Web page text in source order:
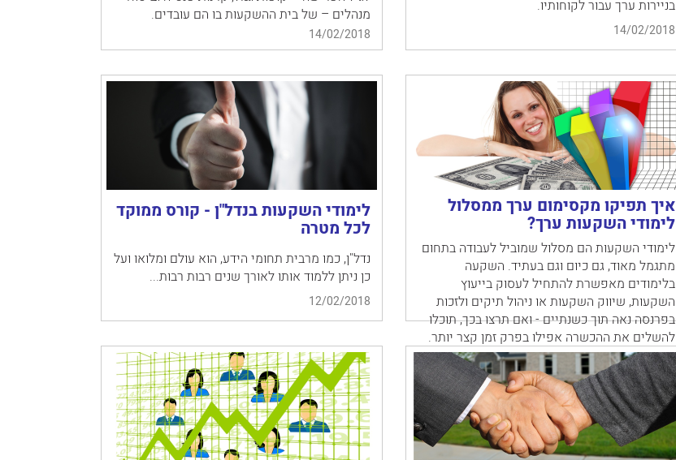
בניירות ערך עבור לקוחותיו.
14/02/2018
מנהלים – של בית ההשקעות בו הם עובדים.
14/02/2018
איך תפיקו מקסימום ערך ממסלול
לימודי השקעות ערך?
לימודי השקעות הם מסלול שמוביל לעבודה בתחום
מתגמל מאוד, גם כיום וגם בעתיד. השקעה
בלימודים מאפשרת להתחיל לעסוק בייעוץ
השקעות, שיווק השקעות או ניהול תיקים ולזכות
בפרנסה נאה תוך כשנתיים - ואם תרצו בכך, תוכלו
להשלים את ההכשרה אפילו בפרק זמן קצר יותר.
12/02/2018
לימודי השקעות בנדל"ן - קורס ממוקד
לכל מטרה
נדל"ן, כמו מרבית תחומי הידע, הוא עולם ומלואו ועל
כן ניתן ללמוד אותו לאורך שנים רבות רבות...
12/02/2018